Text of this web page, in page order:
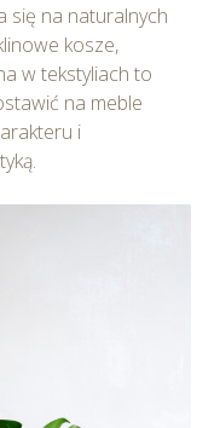
się na naturalnych
kosze,
w tekstyliach to
na meble
i